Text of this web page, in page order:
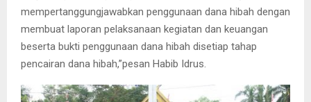
mempertanggungjawabkan penggunaan dana hibah dengan
membuat laporan pelaksanaan kegiatan dan keuangan
beserta bukti penggunaan dana hibah disetiap tahap
pencairan dana hibah,”pesan Habib Idrus.